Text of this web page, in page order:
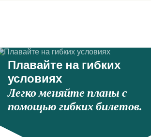
Получить цену
Плавайте на гибких
условиях
Легко меняйте планы с
помощью гибких билетов.